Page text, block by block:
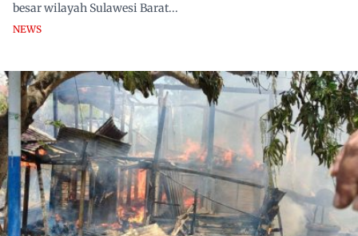
besar wilayah Sulawesi Barat...
NEWS